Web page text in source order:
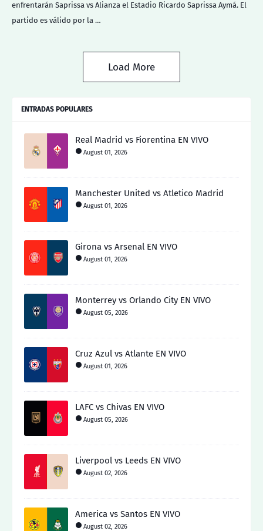
enfrentarán Saprissa vs Alianza el Estadio Ricardo Saprissa Aymá. El
partido es válido por la …
Load More
ENTRADAS POPULARES
Real Madrid vs Fiorentina EN VIVO
August 01, 2026
Manchester United vs Atletico Madrid
August 01, 2026
Girona vs Arsenal EN VIVO
August 01, 2026
Monterrey vs Orlando City EN VIVO
August 05, 2026
Cruz Azul vs Atlante EN VIVO
August 01, 2026
LAFC vs Chivas EN VIVO
August 05, 2026
Liverpool vs Leeds EN VIVO
August 02, 2026
America vs Santos EN VIVO
August 02, 2026